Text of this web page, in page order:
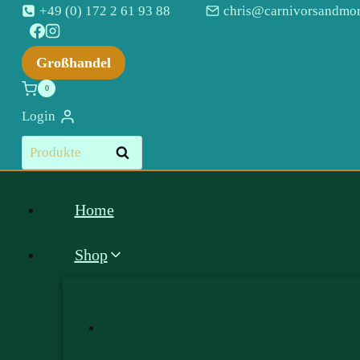
Zum
Inhalt
springen
+49 (0) 172 2 61 93 88
Großhandel
0
Login
Suchen
nach:
Suchen
Home
Shop